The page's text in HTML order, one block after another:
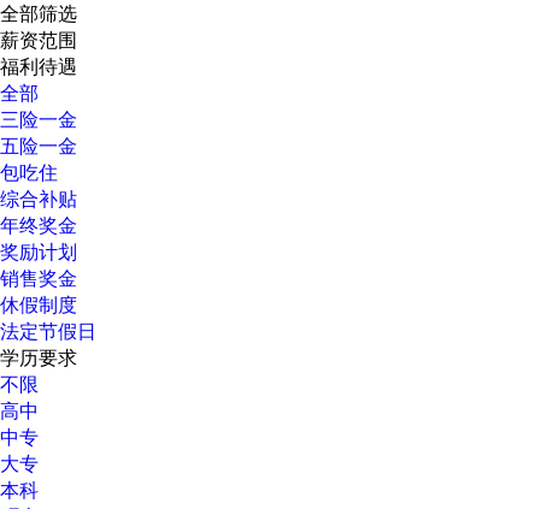
全部筛选
薪资范围
福利待遇
全部
三险一金
五险一金
包吃住
综合补贴
年终奖金
奖励计划
销售奖金
休假制度
法定节假日
学历要求
不限
高中
中专
大专
本科